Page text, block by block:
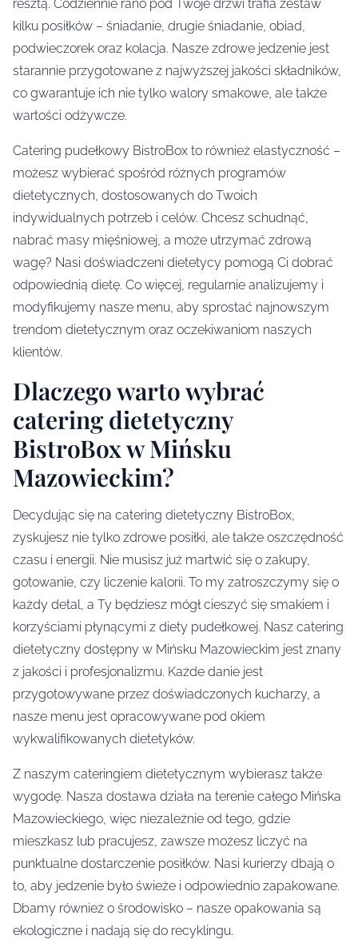
resztą. Codziennie rano pod Twoje drzwi trafia zestaw
kilku posiłków – śniadanie, drugie śniadanie, obiad,
podwieczorek oraz kolacja. Nasze zdrowe jedzenie jest
starannie przygotowane z najwyższej jakości składników,
co gwarantuje ich nie tylko walory smakowe, ale także
wartości odżywcze.
Catering pudełkowy BistroBox to również elastyczność –
możesz wybierać spośród różnych programów
dietetycznych, dostosowanych do Twoich
indywidualnych potrzeb i celów. Chcesz schudnąć,
nabrać masy mięśniowej, a może utrzymać zdrową
wagę? Nasi doświadczeni dietetycy pomogą Ci dobrać
odpowiednią dietę. Co więcej, regularnie analizujemy i
modyfikujemy nasze menu, aby sprostać najnowszym
trendom dietetycznym oraz oczekiwaniom naszych
klientów.
Dlaczego warto wybrać
catering dietetyczny
BistroBox w Mińsku
Mazowieckim?
Decydując się na catering dietetyczny BistroBox,
zyskujesz nie tylko zdrowe posiłki, ale także oszczędność
czasu i energii. Nie musisz już martwić się o zakupy,
gotowanie, czy liczenie kalorii. To my zatroszczymy się o
każdy detal, a Ty będziesz mógł cieszyć się smakiem i
korzyściami płynącymi z diety pudełkowej. Nasz catering
dietetyczny dostępny w Mińsku Mazowieckim jest znany
z jakości i profesjonalizmu. Każde danie jest
przygotowywane przez doświadczonych kucharzy, a
nasze menu jest opracowywane pod okiem
wykwalifikowanych dietetyków.
Z naszym cateringiem dietetycznym wybierasz także
wygodę. Nasza dostawa działa na terenie całego Mińska
Mazowieckiego, więc niezależnie od tego, gdzie
mieszkasz lub pracujesz, zawsze możesz liczyć na
punktualne dostarczenie posiłków. Nasi kurierzy dbają o
to, aby jedzenie było świeże i odpowiednio zapakowane.
Dbamy również o środowisko – nasze opakowania są
ekologiczne i nadają się do recyklingu.